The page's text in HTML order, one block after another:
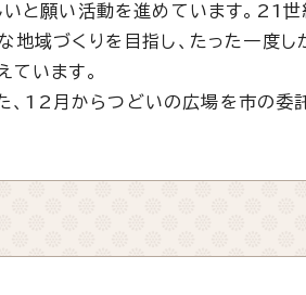
いと願い活動を進めています。21
域づくりを目指し、たった一度し
ています。
、12月からつどいの広場を市の委